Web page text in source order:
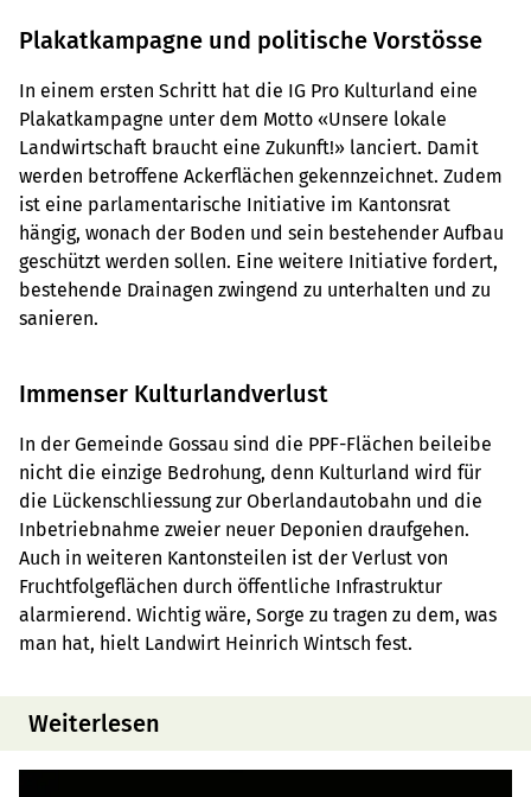
Plakatkampagne und politische Vorstösse
In einem ersten Schritt hat die IG Pro Kulturland eine
Plakatkampagne unter dem Motto «Unsere lokale
Landwirtschaft braucht eine Zukunft!» lanciert. Damit
werden betroffene Ackerflächen gekennzeichnet. Zudem
ist eine parlamentarische Initiative im Kantonsrat
hängig, wonach der Boden und sein bestehender Aufbau
geschützt werden sollen. Eine weitere Initiative fordert,
bestehende Drainagen zwingend zu unterhalten und zu
sanieren.
Immenser Kulturlandverlust
In der Gemeinde Gossau sind die PPF-Flächen beileibe
nicht die einzige Bedrohung, denn Kulturland wird für
die Lückenschliessung zur Oberlandautobahn und die
Inbetriebnahme zweier neuer Deponien draufgehen.
Auch in weiteren Kantonsteilen ist der Verlust von
Fruchtfolgeflächen durch öffentliche Infrastruktur
alarmierend. Wichtig wäre, Sorge zu tragen zu dem, was
man hat, hielt Landwirt Heinrich Wintsch fest.
Weiterlesen